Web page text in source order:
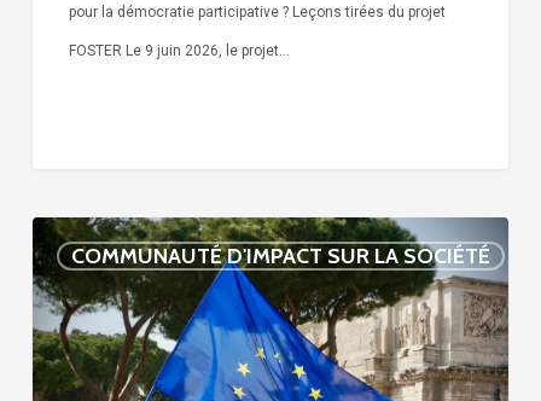
pour la démocratie participative ? Leçons tirées du projet
FOSTER Le 9 juin 2026, le projet…
COMMUNAUTÉ D'IMPACT SUR LA SOCIÉTÉ
Compte
à
rebours
avant
la